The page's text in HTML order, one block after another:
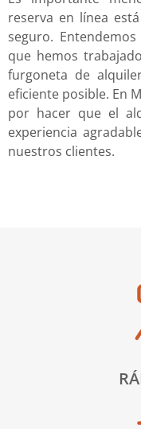
reserva en línea
seguro.
que hemos
furgoneta de
eficiente posible. En
por hacer que el
experiencia
nuestros clientes.